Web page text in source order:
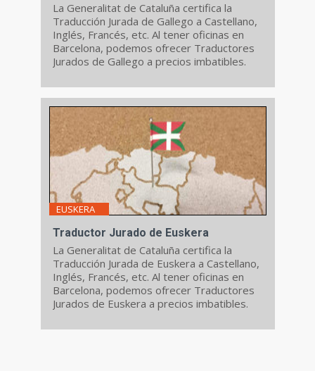
La Generalitat de Cataluña certifica la
Traducción Jurada de Gallego a Castellano,
Inglés, Francés, etc. Al tener oficinas en
Barcelona, podemos ofrecer Traductores
Jurados de Gallego a precios imbatibles.
EUSKERA
Traductor Jurado de Euskera
La Generalitat de Cataluña certifica la
Traducción Jurada de Euskera a Castellano,
Inglés, Francés, etc. Al tener oficinas en
Barcelona, podemos ofrecer Traductores
Jurados de Euskera a precios imbatibles.